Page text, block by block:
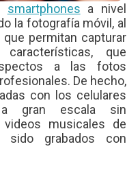
smartphones a nivel
la fotografía móvil, al
permitan capturar
que
a las fotos
De hecho,
con los celulares
gran escala sin
videos musicales de
sido grabados con